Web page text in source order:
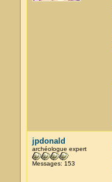
jpdonald
archéologue expert
Messages: 153